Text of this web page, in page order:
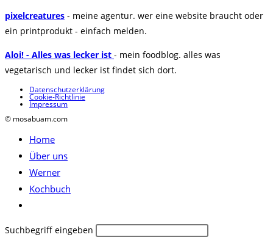
pixelcreatures - meine agentur. wer eine website braucht oder
ein printprodukt - einfach melden.
Aloi! - Alles was lecker ist - mein foodblog. alles was
vegetarisch und lecker ist findet sich dort.
Datenschutzerklärung
Cookie-Richtlinie
Impressum
© mosabuam.com
Home
Über uns
Werner
Kochbuch
umschalten
Diese
Suchbegriff eingeben